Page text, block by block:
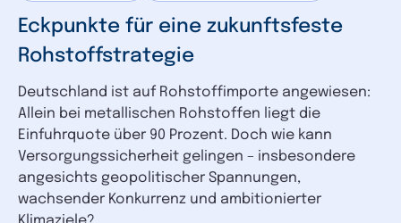
Eckpunkte für eine zukunftsfeste
Rohstoffstrategie
Deutschland ist auf Rohstoffimporte angewiesen:
Allein bei metallischen Rohstoffen liegt die
Einfuhrquote über 90 Prozent. Doch wie kann
Versorgungssicherheit gelingen – insbesondere
angesichts geopolitischer Spannungen,
wachsender Konkurrenz und ambitionierter